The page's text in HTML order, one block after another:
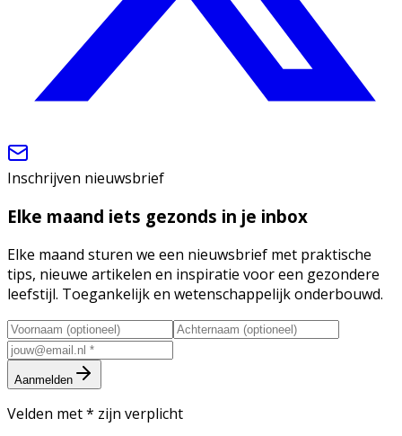
Inschrijven nieuwsbrief
Elke maand iets gezonds in je inbox
Elke maand sturen we een nieuwsbrief met praktische
tips, nieuwe artikelen en inspiratie voor een gezondere
leefstijl. Toegankelijk en wetenschappelijk onderbouwd.
Aanmelden
Velden met* zijn verplicht